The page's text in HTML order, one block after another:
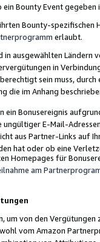
Bounty Event
Bounty-spezifischen
erlaubt.
in ausgewählten Ländern
in
sein muss,
die im Anhang
ein Bonusereignis
ungültiger E-Mail-
aus Partner-Links auf
hat oder ob eine
Homepages für
am
um von den
vom Amazon